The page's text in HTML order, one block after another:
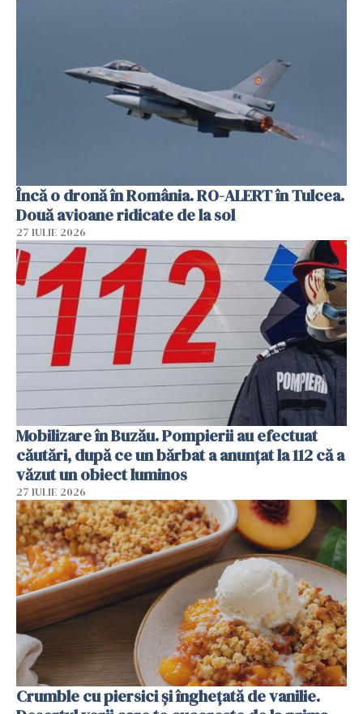
Încă o dronă în România. RO-ALERT în Tulcea.
Două avioane ridicate de la sol
27 IULIE 2026
Mobilizare în Buzău. Pompierii au efectuat
căutări, după ce un bărbat a anunțat la 112 că a
văzut un obiect luminos
27 IULIE 2026
Crumble cu piersici și înghețată de vanilie.